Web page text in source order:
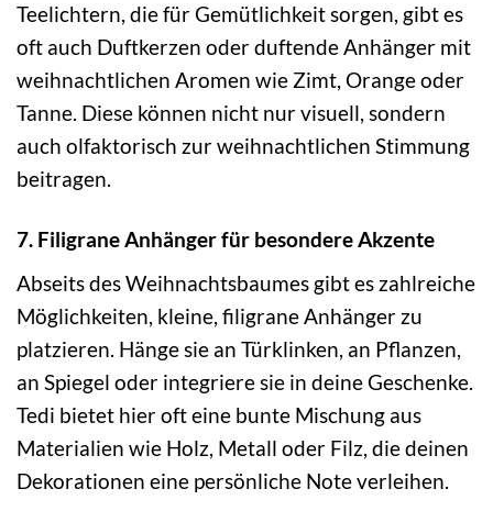
Teelichtern, die für Gemütlichkeit sorgen, gibt es
oft auch Duftkerzen oder duftende Anhänger mit
weihnachtlichen Aromen wie Zimt, Orange oder
Tanne. Diese können nicht nur visuell, sondern
auch olfaktorisch zur weihnachtlichen Stimmung
beitragen.
7. Filigrane Anhänger für besondere Akzente
Abseits des Weihnachtsbaumes gibt es zahlreiche
Möglichkeiten, kleine, filigrane Anhänger zu
platzieren. Hänge sie an Türklinken, an Pflanzen,
an Spiegel oder integriere sie in deine Geschenke.
Tedi bietet hier oft eine bunte Mischung aus
Materialien wie Holz, Metall oder Filz, die deinen
Dekorationen eine persönliche Note verleihen.